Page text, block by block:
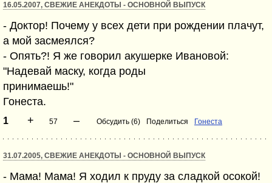
16.05.2007, СВЕЖИЕ АНЕКДОТЫ - ОСНОВНОЙ ВЫПУСК
- Доктор! Почему у всех дети при рождении плачут,
а мой засмеялся?
- Опять?! Я же говорил акушерке Ивановой:
"Надевай маску, когда роды
принимаешь!"
Гонеста.
1 + 57 – Обсудить (6) Поделиться Гонеста
31.07.2005, СВЕЖИЕ АНЕКДОТЫ - ОСНОВНОЙ ВЫПУСК
- Мама! Мама! Я ходил к пруду за сладкой осокой!